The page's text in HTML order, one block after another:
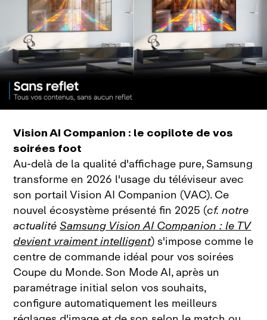
Vision AI Companion : le copilote de vos
soirées foot
Au‑delà de la qualité d'affichage pure, Samsung
transforme en 2026 l'usage du téléviseur avec
son portail Vision AI Companion (VAC). Ce
nouvel écosystème présenté fin 2025 (cf. notre
actualitéSamsung Vision AI Companion : le TV
devient vraiment intelligent) s'impose comme le
centre de commande idéal pour vos soirées
Coupe du Monde. Son Mode AI, après un
paramétrage initial selon vos souhaits,
configure automatiquement les meilleurs